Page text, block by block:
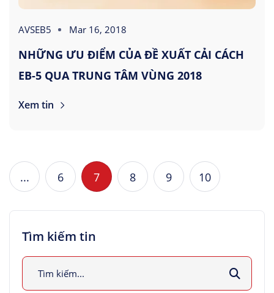
AVSEB5 Mar 16, 2018
NHỮNG ƯU ĐIỂM CỦA ĐỀ XUẤT CẢI CÁCH
EB-5 QUA TRUNG TÂM VÙNG 2018
Xem tin
... 6 7 8 9 10
Tìm kiếm tin